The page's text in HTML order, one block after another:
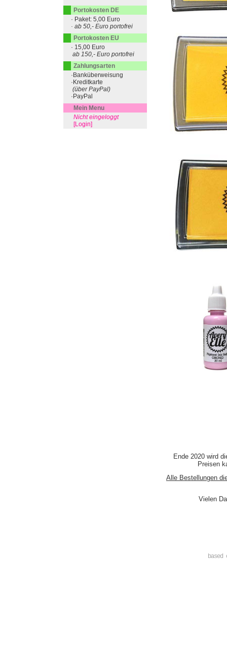
Ende 2020 wird
Preisen
Alle Bestellungen
Vielen
Portokosten DE
· Paket: 5,00 Euro
· ab 50,- Euro portofrei
Portokosten EU
· 15,00 Euro
ab 150,- Euro portofrei
Zahlungsarten
·Banküberweisung
·Kreditkarte
(über PayPal)
·PayPal
Mein Menu
Nicht eingeloggt
[Login]